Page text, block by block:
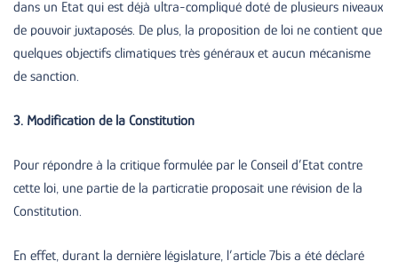
dans un Etat qui est déjà ultra-compliqué doté de plusieurs niveaux
de pouvoir juxtaposés. De plus, la proposition de loi ne contient que
quelques objectifs climatiques très généraux et aucun mécanisme
de sanction.
3. Modification de la Constitution
Pour répondre à la critique formulée par le Conseil d’Etat contre
cette loi, une partie de la particratie proposait une révision de la
Constitution.
En effet, durant la dernière législature, l’article 7bis a été déclaré